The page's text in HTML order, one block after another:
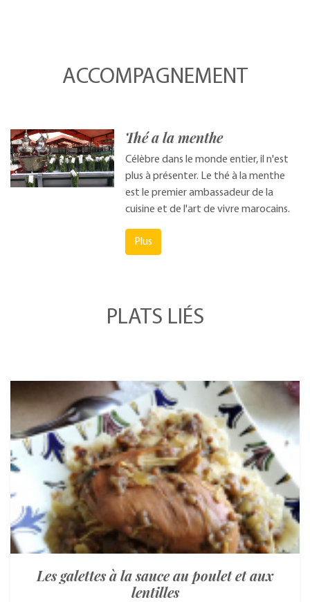
ACCOMPAGNEMENT
Thé a la menthe
Célèbre dans le monde entier, il n'est
plus à présenter. Le thé à la menthe
est le premier ambassadeur de la
cuisine et de l'art de vivre marocains.
Plus
PLATS LIÉS
Les galettes à la sauce au poulet et aux
lentilles